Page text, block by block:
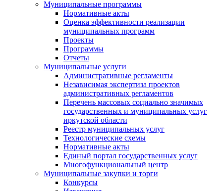
Муниципальные программы
Нормативные акты
Оценка эффективности реализации
муниципальных программ
Проекты
Программы
Отчеты
Муниципальные услуги
Административные регламенты
Независимая экспертиза проектов
административных регламентов
Перечень массовых социально значимых
государственных и муниципальных услуг
иркутской области
Реестр муниципальных услуг
Технологические схемы
Нормативные акты
Единый портал государственных услуг
Многофункциональный центр
Муниципальные закупки и торги
Конкурсы